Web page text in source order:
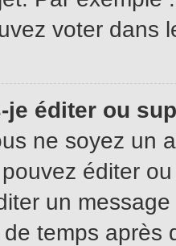
voter dans
je éditer ou
ne soyez un
éditer
un
temps après